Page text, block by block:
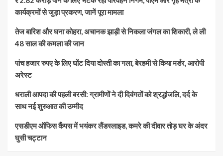
कार्यक्रमों से जुड़ा प्रकरण, जानें पूरा मामला
तेज बारिश और घना कोहरा, अचानक झाड़ी से निकला जंगल का शिकारी, ले ली
48 साल की कमला की जान
पांच हजार रुपए के लिए घोंट दिया दोस्ती का गला, बेरहमी से किया मर्डर, आरोपी
अरेस्ट
धराली आपदा की पहली बरसी: ग्रामीणों ने दी दिवंगतों को श्रद्धांजलि, दर्द के
साथ नई शुरुआत की उम्मीद
एसडीएम ऑफिस कैंपस में भयंकर लैंडस्लाइड, कमरे की दीवार तोड़ घर के अंदर
घुसी चट्टान